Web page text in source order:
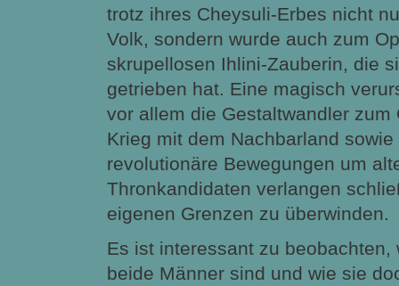
trotz ihres Cheysuli-Erbes nicht
Volk, sondern wurde auch zum
skrupellosen Ihlini-Zauberin, die
getrieben hat. Eine magisch
vor allem die Gestaltwandler zum
Krieg mit dem Nachbarland
revolutionäre Bewegungen um
Thronkandidaten verlangen
eigenen Grenzen zu überwinden.
Es ist interessant zu beobachten,
beide Männer sind und wie sie